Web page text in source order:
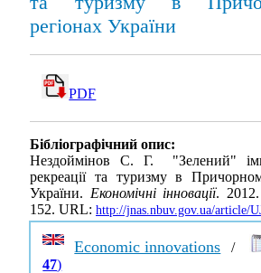
регіонах України
PDF
Бібліографічний опис:
Нездоймінов С. Г. "Зелений"
рекреації та туризму в
України. Економічні інновації.
152. URL: http://jnas.nbuv.gov.ua/article/
Economic innovations /
47)